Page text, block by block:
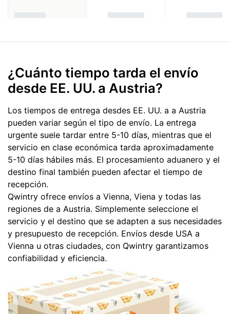
¿Cuánto tiempo tarda el envío
desde EE. UU. a Austria?
Los tiempos de entrega desdes EE. UU. a a Austria
pueden variar según el tipo de envío. La entrega
urgente suele tardar entre 5-10 días, mientras que el
servicio en clase económica tarda aproximadamente
5-10 días hábiles más. El procesamiento aduanero y el
destino final también pueden afectar el tiempo de
recepción.
Qwintry ofrece envíos a Vienna, Viena y todas las
regiones de a Austria. Simplemente seleccione el
servicio y el destino que se adapten a sus necesidades
y presupuesto de recepción. Envíos desde USA a
Vienna u otras ciudades, con Qwintry garantizamos
confiabilidad y eficiencia.